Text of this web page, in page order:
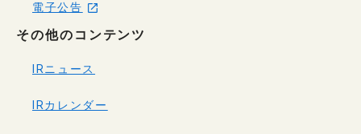
電子公告
その他のコンテンツ
IRニュース
IRカレンダー